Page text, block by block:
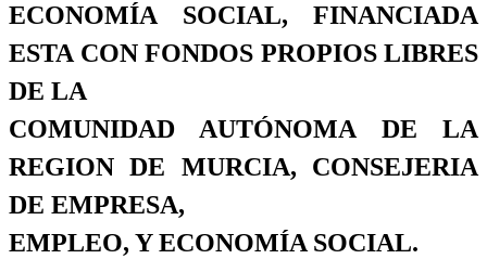
ECONOMÍA SOCIAL, FINANCIADA
ESTA CON FONDOS PROPIOS LIBRES
DE LA
COMUNIDAD AUTÓNOMA DE LA
REGION DE MURCIA, CONSEJERIA
DE EMPRESA,
EMPLEO, Y ECONOMÍA SOCIAL.